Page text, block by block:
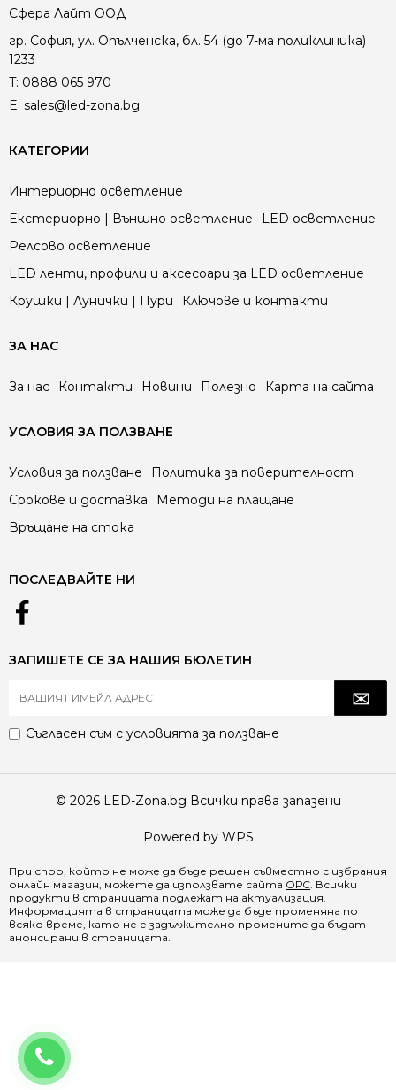
0888 065 970
Сфера Лайт ООД
гр. София, ул. Опълченска, бл. 54 (до 7-ма поликлиника)
1233
T: 0888 065 970
E: sales@led-zona.bg
КАТЕГОРИИ
Интериорно осветление
Екстериорно | Външно осветление
LED осветление
Релсово осветление
LED ленти, профили и аксесоари за LED осветление
Крушки | Лунички | Пури
Ключове и контакти
ЗА НАС
За нас Контакти Новини Полезно Карта на сайта
УСЛОВИЯ ЗА ПОЛЗВАНЕ
Условия за ползване
Политика за поверителност
Срокове и доставка
Методи на плащане
Връщане на стока
ПОСЛЕДВАЙТЕ НИ
ЗАПИШЕТЕ СЕ ЗА НАШИЯ БЮЛЕТИН
Съгласен съм с условията за ползване
© 2026 LED-Zona.bg Всички права запазени
Powered by WPS
При спор, който не може да бъде решен съвместно с избрания
онлайн магазин, можете да използвате сайта ОРС . Всички
продукти в страницата подлежат на актуализация.
Информацията в страницата може да бъде променяна по
всяко време, като не е задължително промените да бъдат
анонсирани в страницата.